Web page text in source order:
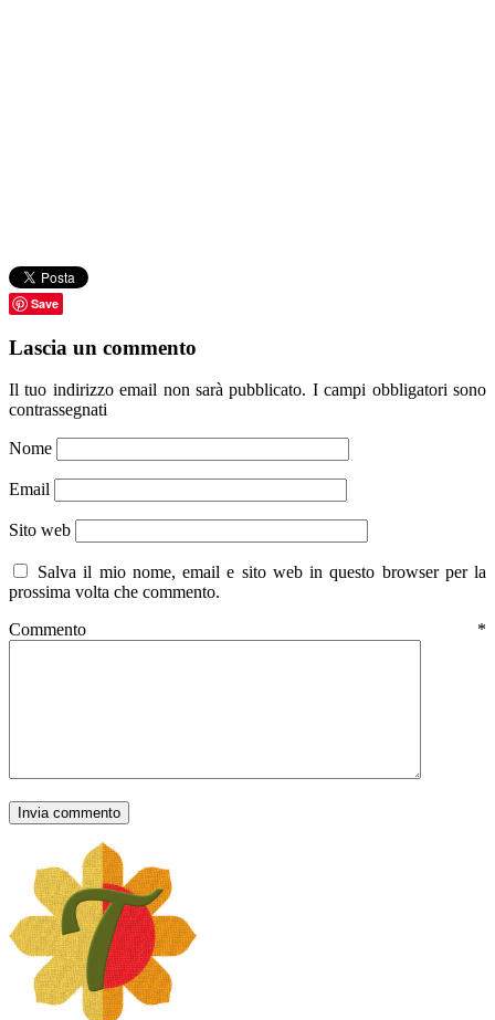
Save
Lascia un commento
Il tuo indirizzo email non sarà pubblicato. I campi obbligatori sono
contrassegnati
Nome
Email
Sito web
Salva il mio nome, email e sito web in questo browser per la
prossima volta che commento.
Commento *